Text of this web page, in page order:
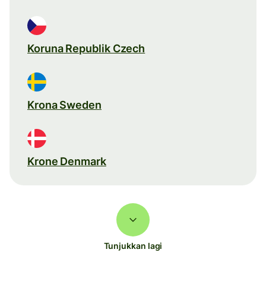
Koruna Republik Czech
Krona Sweden
Krone Denmark
Tunjukkan lagi